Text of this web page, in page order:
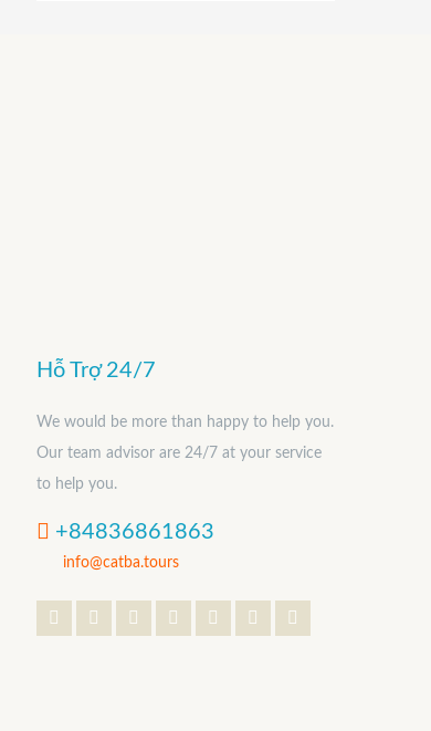
Hỗ Trợ 24/7
We would be more than happy to help you.
Our team advisor are 24/7 at your service
to help you.
+84836861863
info@catba.tours